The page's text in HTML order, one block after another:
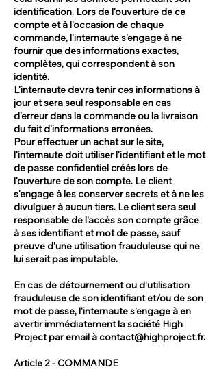
identification. Lors de l'ouverture de ce
compte et à l'occasion de chaque
commande, l'internaute s'engage à ne
fournir que des informations exactes,
complètes, qui correspondent à son
identité.
L'internaute devra tenir ces informations à
jour et sera seul responsable en cas
d'erreur dans la commande ou la livraison
du fait d'informations erronées.
Pour effectuer un achat sur le site,
l'internaute doit utiliser l'identifiant et le mot
de passe confidentiel créés lors de
l'ouverture de son compte. Le client
s'engage à les conserver secrets et à ne les
divulguer à aucun tiers. Le client sera seul
responsable de l'accès son compte grâce
à ses identifiant et mot de passe, sauf
preuve d'une utilisation frauduleuse qui ne
lui serait pas imputable.
En cas de détournement ou d'utilisation
frauduleuse de son identifiant et/ou de son
mot de passe, l'internaute s'engage à en
avertir immédiatement la société High
Project par email àcontact@highproject.fr.
Article 2 - COMMANDE